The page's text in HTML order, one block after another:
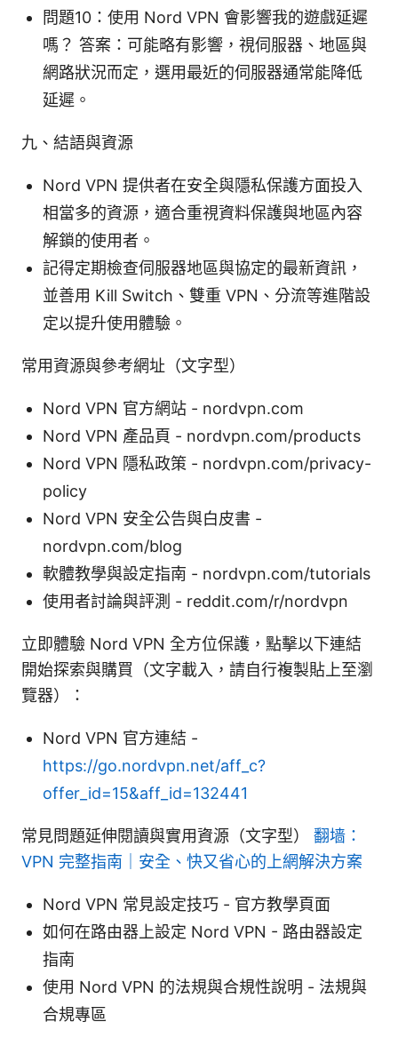
問題10：使用 Nord VPN 會影響我的遊戲延遲
嗎？ 答案：可能略有影響，視伺服器、地區與
網路狀況而定，選用最近的伺服器通常能降低
延遲。
九、結語與資源
Nord VPN 提供者在安全與隱私保護方面投入
相當多的資源，適合重視資料保護與地區內容
解鎖的使用者。
記得定期檢查伺服器地區與協定的最新資訊，
並善用 Kill Switch、雙重 VPN、分流等進階設
定以提升使用體驗。
常用資源與參考網址（文字型）
Nord VPN 官方網站 - nordvpn.com
Nord VPN 產品頁 - nordvpn.com/products
Nord VPN 隱私政策 - nordvpn.com/privacy-
policy
Nord VPN 安全公告與白皮書 -
nordvpn.com/blog
軟體教學與設定指南 - nordvpn.com/tutorials
使用者討論與評測 - reddit.com/r/nordvpn
立即體驗 Nord VPN 全方位保護，點擊以下連結
開始探索與購買（文字載入，請自行複製貼上至瀏
覽器）：
Nord VPN 官方連結 -
https://go.nordvpn.net/aff_c?
offer_id=15&aff_id=132441
常見問題延伸閱讀與實用資源（文字型） 翻墙：
VPN 完整指南｜安全、快又省心的上網解決方案
Nord VPN 常見設定技巧 - 官方教學頁面
如何在路由器上設定 Nord VPN - 路由器設定
指南
使用 Nord VPN 的法規與合規性說明 - 法規與
合規專區